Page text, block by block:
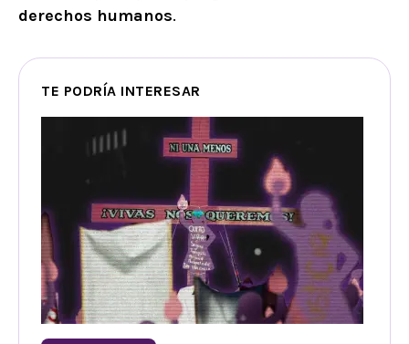
derechos humanos.
TE PODRÍA INTERESAR